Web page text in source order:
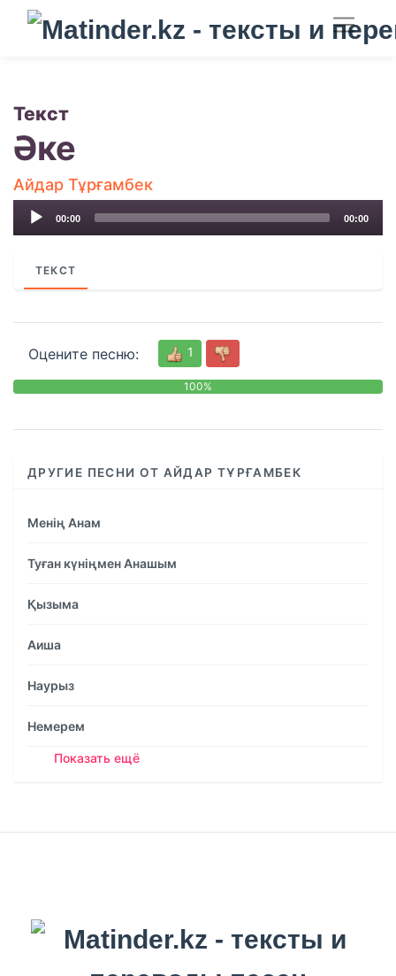
Текст
Әке
Айдар Тұрғамбек
Audio
00:00 00:00
ТЕКСТ
Оцените песню: 1
100%
ДРУГИЕ ПЕСНИ ОТ АЙДАР ТҰРҒАМБЕК
Менің Анам
Туған күніңмен Анашым
Қызыма
Аиша
Наурыз
Немерем
Показать ещё